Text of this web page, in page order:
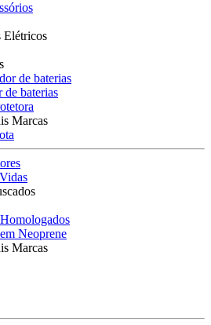
Elétricos
de baterias
de baterias
Marcas
Neoprene
Marcas